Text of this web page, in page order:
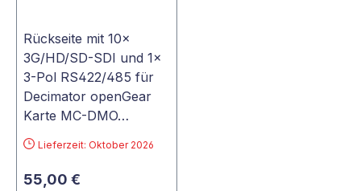
Rückseite mit 10x
3G/HD/SD-SDI und 1x
3-Pol RS422/485 für
Decimator openGear
Karte MC-DMO…
Lieferzeit: Oktober 2026
55,00 €